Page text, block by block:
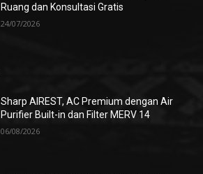
Ruang dan Konsultasi Gratis
24/07/2026
Sharp AIREST, AC Premium dengan Air
Purifier Built-in dan Filter MERV 14
06/08/2026